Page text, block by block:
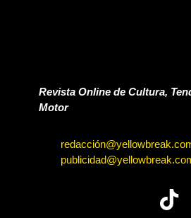
Revista Online de Cultura,
Motor